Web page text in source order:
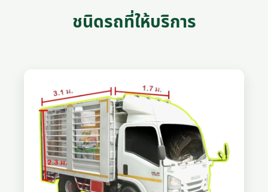
ชนิดรถที่ให้บริการ